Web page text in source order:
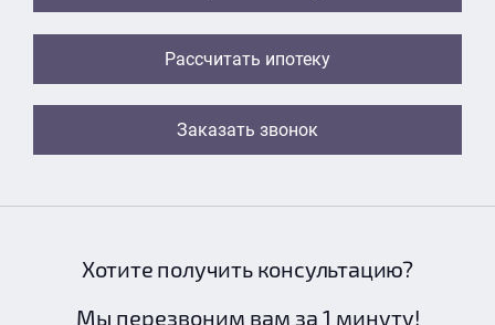
Рассчитать ипотеку
Заказать звонок
Хотите получить консультацию?
Мы перезвоним вам за 1 минуту!